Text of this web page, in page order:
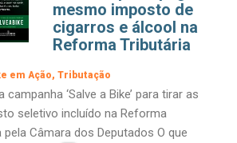
mesmo imposto de
cigarros e álcool na
Reforma Tributária
em Ação Tributação
campanha ‘Salve a Bike’ para tirar as
seletivo incluído na Reforma
Câmara dos Deputados O que